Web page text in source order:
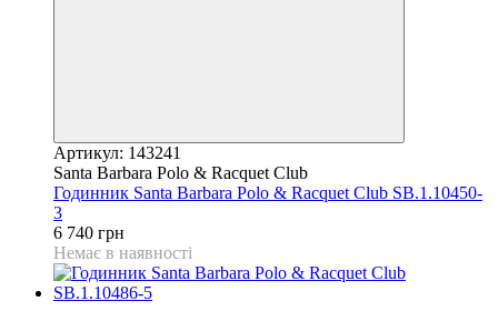
Артикул: 143241
Santa Barbara Polo & Racquet Club
Годинник Santa Barbara Polo & Racquet Club SB.1.10450-
3
6 740 грн
Немає в наявності